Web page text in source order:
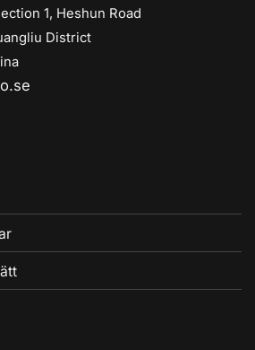
1, Heshun Road
District